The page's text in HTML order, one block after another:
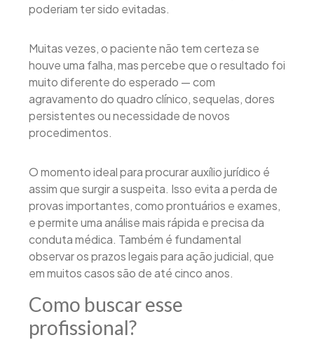
poderiam ter sido evitadas.
Muitas vezes, o paciente não tem certeza se
houve uma falha, mas percebe que o resultado foi
muito diferente do esperado — com
agravamento do quadro clínico, sequelas, dores
persistentes ou necessidade de novos
procedimentos.
O momento ideal para procurar auxílio jurídico é
assim que surgir a suspeita. Isso evita a perda de
provas importantes, como prontuários e exames,
e permite uma análise mais rápida e precisa da
conduta médica. Também é fundamental
observar os prazos legais para ação judicial, que
em muitos casos são de até cinco anos.
Como buscar esse
profissional?